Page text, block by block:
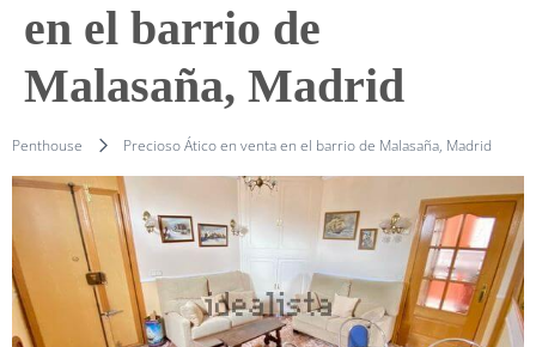
en el barrio de
Malasaña, Madrid
Penthouse Precioso Ático en venta en el barrio de Malasaña, Madrid